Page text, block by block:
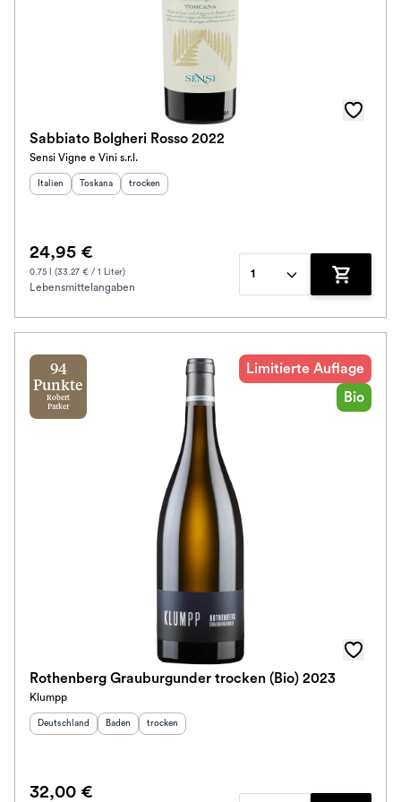
Sabbiato Bolgheri Rosso 2022
Sensi Vigne e Vini s.r.l.
Herkunftsland :
Italien Herkunftsregion:
Toskana Geschmack
trocken
24,95 €
0.75 l (33.27 € / 1 Liter)
Lebensmittelangaben
1
Zum
94
Punkte
Robert
Parker
Limitierte Auflage
Bio
Rothenberg Grauburgunder trocken (Bio) 2023
Klumpp
Herkunftsland
Deutschland Herkunftsregion:
Baden Geschmack
trocken
32,00 €